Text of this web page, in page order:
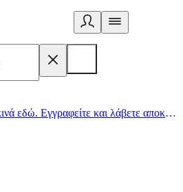
Ο υγιεινός τρόπος ζωής ξεκινά εδώ. Εγγραφείτε και λάβετε αποκλειστικές προσφορές